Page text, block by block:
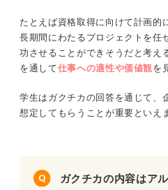
たとえば資格取得に向けて計画的
長期間にわたるプロジェクトを任
功させることができそうだと考え
を通して仕事への適性や価値観を
学生はガクチカの回答を通じて、
想定してもらうことが重要といえ
ガクチカの内容はア